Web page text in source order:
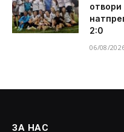
отвори
2:0
06/08/
ЗА НАС